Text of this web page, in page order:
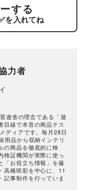
する
を入れてね
力者
遊舎の理念である「遊
目線で本音の商品テス
ディアです。毎月28日
用品から収納インテリ
の商品を徹底的に検
検証機関が実際に使っ
「お役立ち情報」を厳
高橋咲彩を中心に、11
記事制作を行っていま